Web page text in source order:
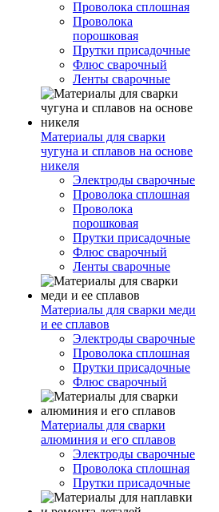
Проволока сплошная
Проволока
порошковая
Прутки присадочные
Флюс сварочный
Ленты сварочные
Материалы для сварки
чугуна и сплавов на основе
никеля
Электроды сварочные
Проволока сплошная
Проволока
порошковая
Прутки присадочные
Флюс сварочный
Ленты сварочные
Материалы для сварки меди
и ее сплавов
Электроды сварочные
Проволока сплошная
Прутки присадочные
Флюс сварочный
Материалы для сварки
алюминия и его сплавов
Электроды сварочные
Проволока сплошная
Прутки присадочные